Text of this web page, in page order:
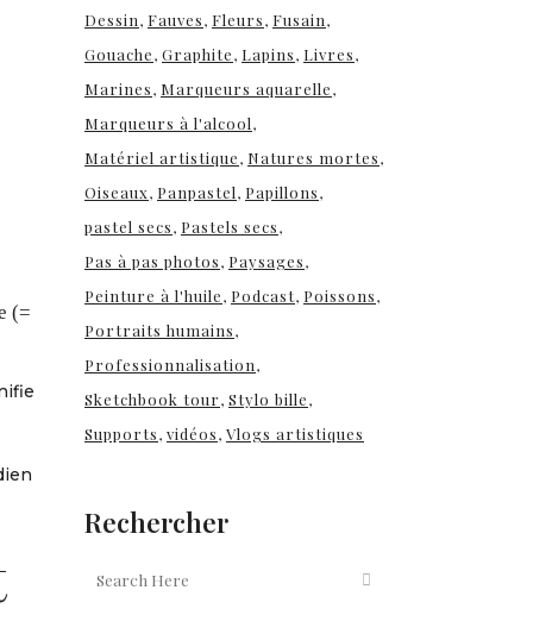
(=
Dessin Fauves Fleurs Fusain
Gouache Graphite Lapins Livres
Marines Marqueurs aquarelle
Marqueurs à l'alcool
Matériel artistique Natures mortes
Oiseaux Panpastel Papillons
pastel secs Pastels secs
Pas à pas photos Paysages
Peinture à l'huile Podcast Poissons
Portraits humains
Professionnalisation
Sketchbook tour Stylo bille
Supports vidéos Vlogs artistiques
Rechercher